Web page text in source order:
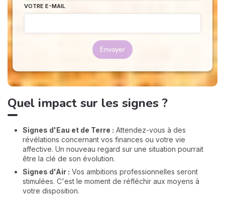
VOTRE E-MAIL
Envoyer
Quel impact sur les signes ?
Signes d'Eau et de Terre : Attendez-vous à des
révélations concernant vos finances ou votre vie
affective. Un nouveau regard sur une situation pourrait
être la clé de son évolution.
Signes d'Air : Vos ambitions professionnelles seront
stimulées. C'est le moment de réfléchir aux moyens à
votre disposition.